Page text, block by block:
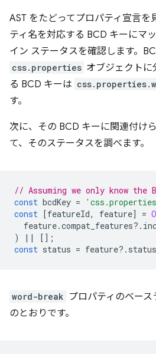
AST をたどってプロパティ宣言
ティ名を対応する BCD キーにマ
イン ステータスを確認します。
css.properties オブジェクトに
る BCD キーは
す。
次に、その BCD キーに関連付け
て、そのステータスを調べます。
// Assuming we only know the
const bcdKey =
const [featureId, feature] =
feature.compat_features? .
)
||
[];
const status = feature? . status
word-break プロパティのベー
のとおりです。